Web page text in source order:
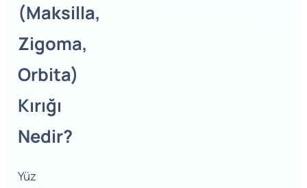
(Maksilla,
Zigoma,
Orbita)
Kırığı
Nedir?
Yüz